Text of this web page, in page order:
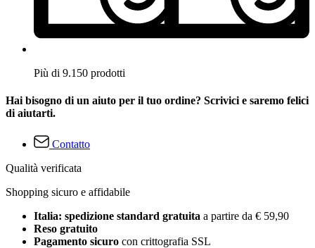
Più di 9.150 prodotti
Hai bisogno di un aiuto per il tuo ordine? Scrivici e saremo felici
di aiutarti.
Contatto
Qualità verificata
Shopping sicuro e affidabile
Italia: spedizione standard gratuita a partire da € 59,90
Reso gratuito
Pagamento sicuro con crittografia SSL